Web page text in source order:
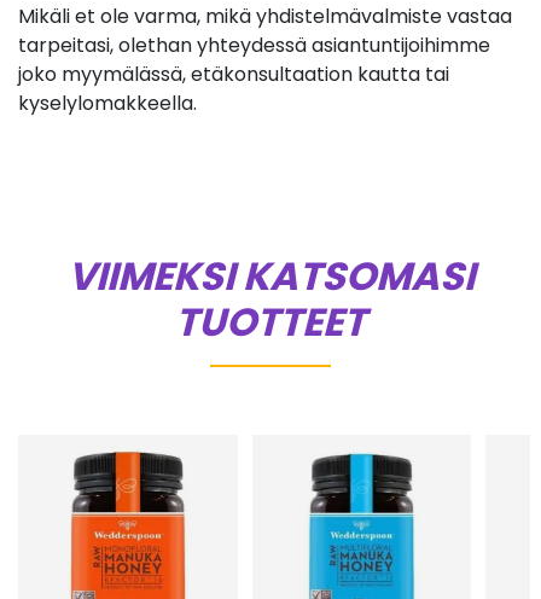
Mikäli et ole varma, mikä yhdistelmävalmiste vastaa
tarpeitasi, olethan yhteydessä asiantuntijoihimme
joko myymälässä, etäkonsultaation kautta tai
kyselylomakkeella.
VIIMEKSI KATSOMASI
TUOTTEET